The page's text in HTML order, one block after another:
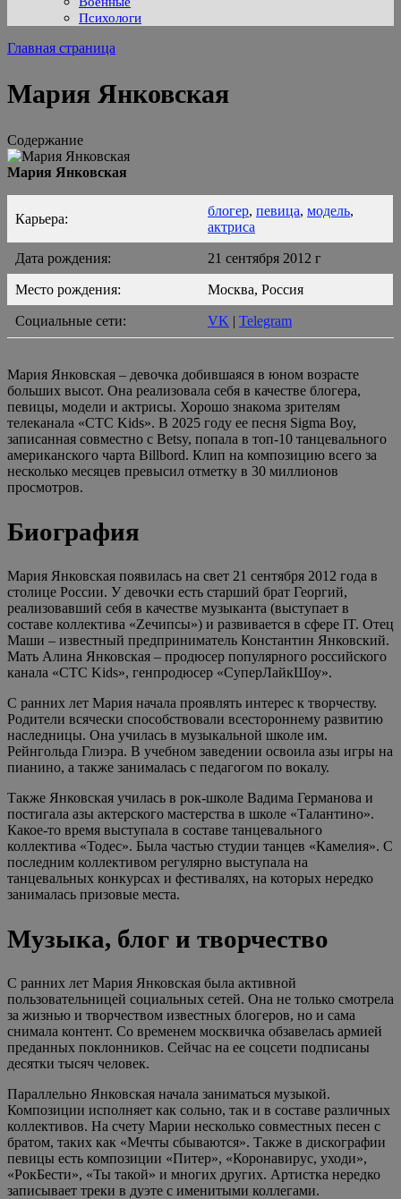
Психологи
Главная страница
Мария Янковская
Содержание
Мария Янковская
Карьера:
блогер, певица, модель,
актриса
Дата рождения: 21 сентября 2012 г
Место рождения: Москва, Россия
Социальные сети: VK | Telegram
Мария Янковская – девочка добившаяся в юном возрасте
больших высот. Она реализовала себя в качестве блогера,
певицы, модели и актрисы. Хорошо знакома зрителям
телеканала «СТС Kids». В 2025 году ее песня Sigma Boy,
записанная совместно с Betsy, попала в топ-10 танцевального
американского чарта Billbord. Клип на композицию всего за
несколько месяцев превысил отметку в 30 миллионов
просмотров.
Биография
Мария Янковская появилась на свет 21 сентября 2012 года в
столице России. У девочки есть старший брат Георгий,
реализовавший себя в качестве музыканта (выступает в
составе коллектива «Zeчипсы») и развивается в сфере IT. Отец
Маши – известный предприниматель Константин Янковский.
Мать Алина Янковская – продюсер популярного российского
канала «СТС Kids», генпродюсер «СуперЛайкШоу».
С ранних лет Мария начала проявлять интерес к творчеству.
Родители всячески способствовали всестороннему развитию
наследницы. Она училась в музыкальной школе им.
Рейнгольда Глиэра. В учебном заведении освоила азы игры на
пианино, а также занималась с педагогом по вокалу.
Также Янковская училась в рок-школе Вадима Германова и
постигала азы актерского мастерства в школе «Талантино».
Какое-то время выступала в составе танцевального
коллектива «Тодес». Была частью студии танцев «Камелия». С
последним коллективом регулярно выступала на
танцевальных конкурсах и фестивалях, на которых нередко
занималась призовые места.
Музыка, блог и творчество
С ранних лет Мария Янковская была активной
пользовательницей социальных сетей. Она не только смотрела
за жизнью и творчеством известных блогеров, но и сама
снимала контент. Со временем москвичка обзавелась армией
преданных поклонников. Сейчас на ее соцсети подписаны
десятки тысяч человек.
Параллельно Янковская начала заниматься музыкой.
Композиции исполняет как сольно, так и в составе различных
коллективов. На счету Марии несколько совместных песен с
братом, таких как «Мечты сбываются». Также в дискографии
певицы есть композиции «Питер», «Коронавирус, уходи»,
«РокБести», «Ты такой» и многих других. Артистка нередко
записывает треки в дуэте с именитыми коллегами.